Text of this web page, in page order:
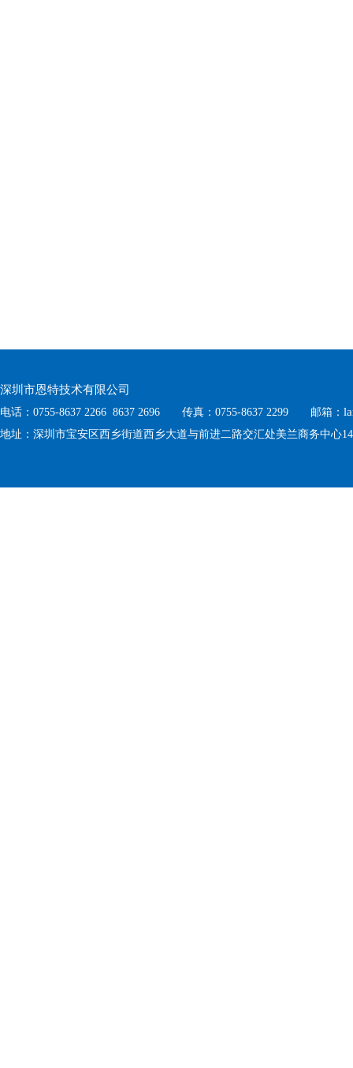
深圳市恩特技术有限公司
电话：0755-8637 2266 8637 2696 传真：0755-8637 2299 邮箱：
地址：深圳市宝安区西乡街道西乡大道与前进二路交汇处美兰商务中心